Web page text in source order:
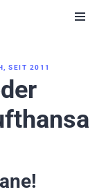
SEIT 2011